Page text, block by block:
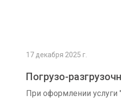
17 декабря 2025 г.
Погрузо-
При оформлении услуги